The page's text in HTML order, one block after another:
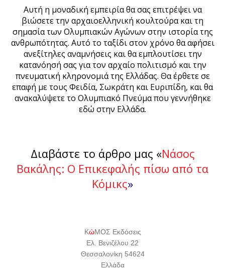
Αυτή η μοναδική εμπειρία θα σας επιτρέψει να
βιώσετε την αρχαιοελληνική κουλτούρα και τη
σημασία των Ολυμπιακών Αγώνων στην ιστορία της
ανθρωπότητας. Αυτό το ταξίδι στον χρόνο θα αφήσει
ανεξίτηλες αναμνήσεις και θα εμπλουτίσει την
κατανόησή σας για τον αρχαίο πολιτισμό και την
πνευματική κληρονομιά της Ελλάδας. Θα έρθετε σε
επαφή με τους Φειδία, Σωκράτη και Ευριπίδη, και θα
ανακαλύψετε το Ολυμπιακό Πνεύμα που γεννήθηκε
εδώ στην Ελλάδα.
Διαβάστε το άρθρο μας «Νάσος
Βακάλης: Ο Επικεφαλής πίσω από τα
Κόμικς»
ΚώΜΟΣ Εκδόσεις
Ελ. Βενιζέλου 22
Θεσσαλονίκη 54624
Ελλάδα